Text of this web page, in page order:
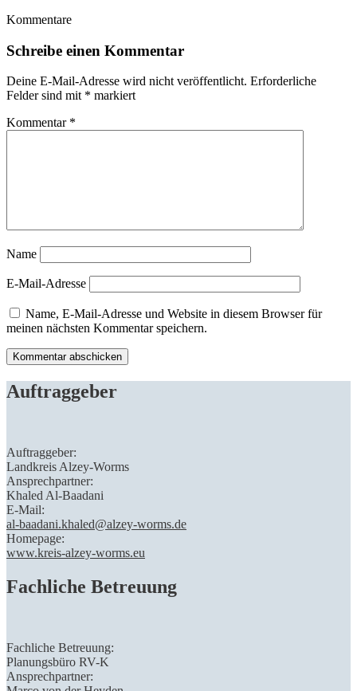
Kommentare
Schreibe einen Kommentar
Deine E-Mail-Adresse wird nicht veröffentlicht. Erforderliche
Felder sind mit * markiert
Kommentar *
Name
E-Mail-Adresse
Name, E-Mail-Adresse und Website in diesem Browser für
meinen nächsten Kommentar speichern.
Auftraggeber
Auftraggeber:
Landkreis Alzey-Worms
Ansprechpartner:
Khaled Al-Baadani
E-Mail:
al-baadani.khaled@alzey-worms.de
Homepage:
www.kreis-alzey-worms.eu
Fachliche Betreuung
Fachliche Betreuung:
Planungsbüro RV-K
Ansprechpartner: